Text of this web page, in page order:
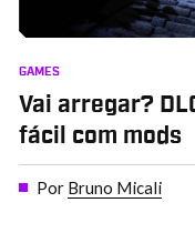
GAMES
Vai arregar?
fácil com mods
Por Bruno Micali